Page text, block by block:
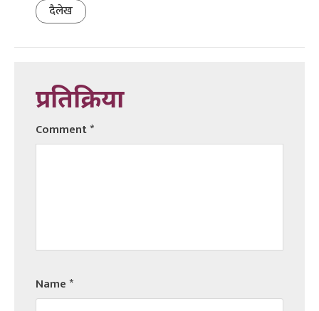
दैलेख
प्रतिक्रिया
Comment*
Name*